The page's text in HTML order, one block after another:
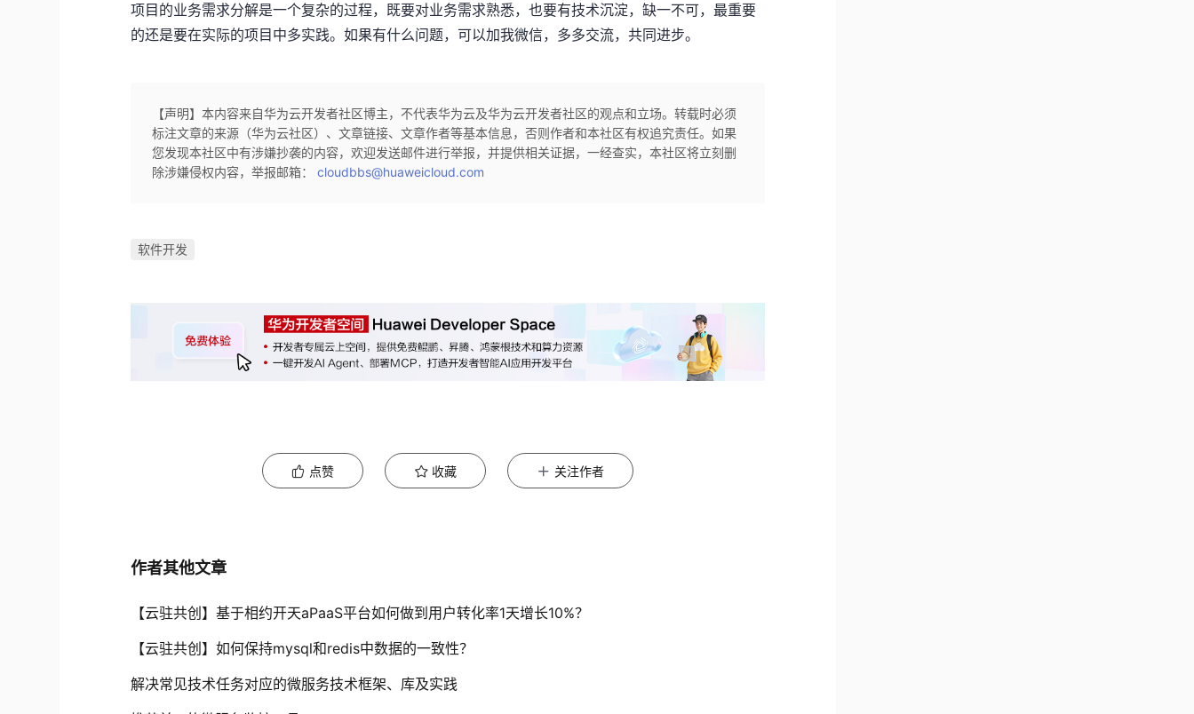
项目的业务需求分解是一个复杂的过程，既要对业务需求熟悉，也要有技术沉淀，缺一不可，最重要
的还是要在实际的项目中多实践。如果有什么问题，可以加我微信，多多交流，共同进步。
【声明】本内容来自华为云开发者社区博主，不代表华为云及华为云开发者社区的观点和立场。转载时必须
标注文章的来源（华为云社区）、文章链接、文章作者等基本信息，否则作者和本社区有权追究责任。如果
您发现本社区中有涉嫌抄袭的内容，欢迎发送邮件进行举报，并提供相关证据，一经查实，本社区将立刻删
除涉嫌侵权内容，举报邮箱：cloudbbs@huaweicloud.com
软件开发
点赞 收藏 关注作者
作者其他文章
【云驻共创】基于相约开天aPaaS平台如何做到用户转化率1天增长10%？
【云驻共创】如何保持mysql和redis中数据的一致性？
解决常见技术任务对应的微服务技术框架、库及实践